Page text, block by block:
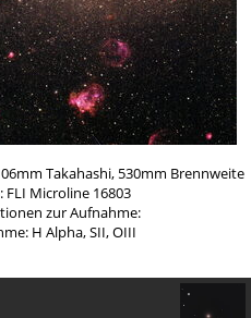
Takahashi, 530mm Brennweite
Microline 16803
zur Aufnahme:
H Alpha, SII, OIII